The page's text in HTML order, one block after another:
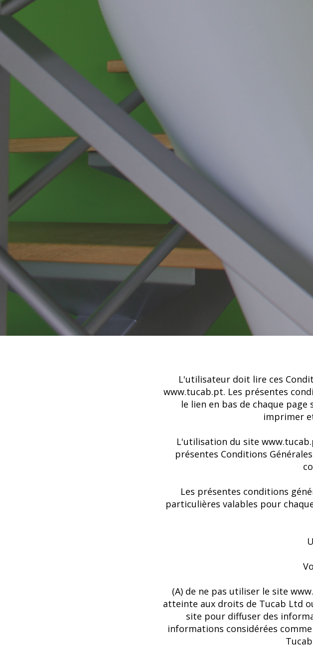
L'utilisateur doit lire ces
www.tucab.pt. Les présentes
le lien en bas de chaque
imprimer
L'utilisation du site
présentes Conditions
Les présentes conditions
particulières valables pour
(A) de ne pas utiliser le site
atteinte aux droits de Tucab Ltd
site pour diffuser des
informations considérées